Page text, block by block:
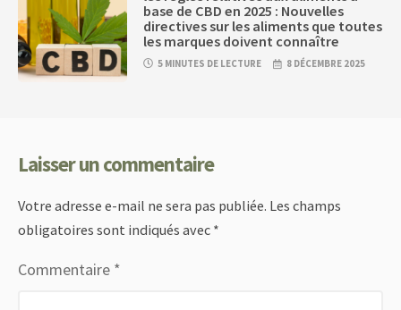
base de CBD en 2025 : Nouvelles
directives sur les aliments que toutes
les marques doivent connaître
5 MINUTES DE LECTURE 8 DÉCEMBRE 2025
Laisser un commentaire
Votre adresse e-mail ne sera pas publiée. Les champs
obligatoires sont indiqués avec *
Commentaire *